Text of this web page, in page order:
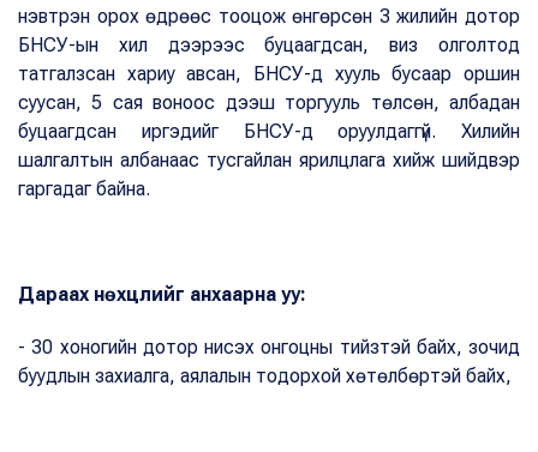
нэвтрэн орох өдрөөс тооцож өнгөрсөн 3 жилийн дотор
БНСУ-ын хил дээрээс буцаагдсан, виз олголтод
татгалзсан хариу авсан, БНСУ-д хууль бусаар оршин
суусан, 5 сая воноос дээш торгууль төлсөн, албадан
буцаагдсан иргэдийг БНСУ-д оруулдаггүй. Хилийн
шалгалтын албанаас тусгайлан ярилцлага хийж шийдвэр
гаргадаг байна.
Дараах нөхцлийг анхаарна уу:
- 30 хоногийн дотор нисэх онгоцны тийзтэй байх, зочид
буудлын захиалга, аялалын тодорхой хөтөлбөртэй байх,